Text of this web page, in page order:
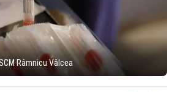
Râmnicu Vâlcea